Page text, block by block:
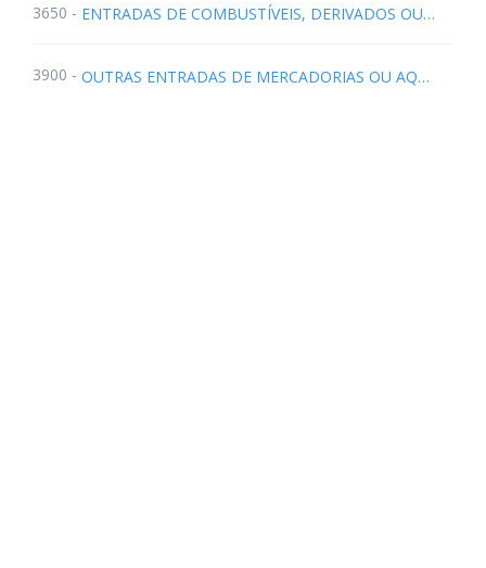
3650 - ENTRADAS DE COMBUSTÍVEIS, DERIVADOS OU NÃO DE PETRÓLEO, E LUBRIFICANTES
3900 - OUTRAS ENTRADAS DE MERCADORIAS OU AQUISIÇÕES DE SERVIÇOS